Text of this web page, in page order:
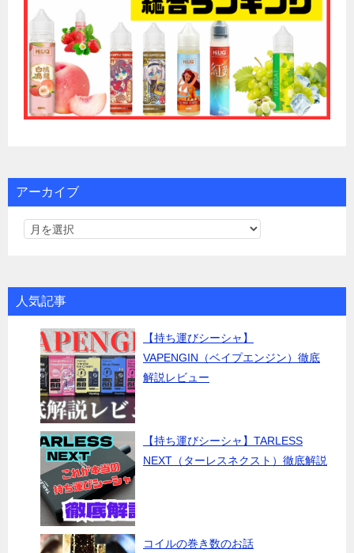
アーカイブ
人気記事
【持ち運びシーシャ】
VAPENGIN（ベイプエンジン）徹底
解説レビュー
【持ち運びシーシャ】TARLESS
NEXT（ターレスネクスト）徹底解説
コイルの巻き数のお話